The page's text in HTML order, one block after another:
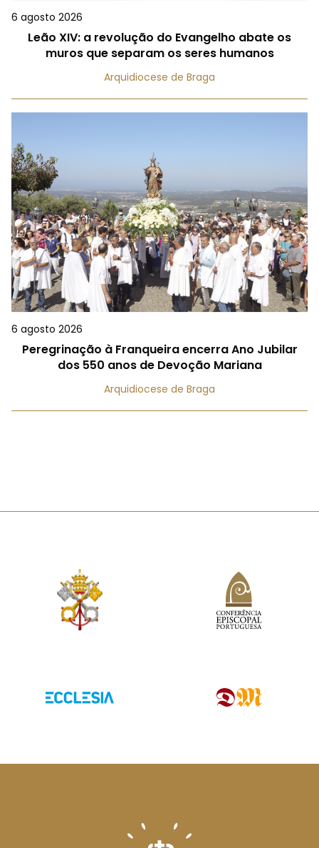
6 agosto 2026
Leão XIV: a revolução do Evangelho abate os
muros que separam os seres humanos
Arquidiocese de Braga
6 agosto 2026
Peregrinação à Franqueira encerra Ano Jubilar
dos 550 anos de Devoção Mariana
Arquidiocese de Braga